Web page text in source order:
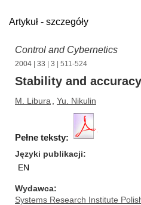
Artykuł - szczegóły
Control and Cybernetics
2004 33 3 | 511-524
Stability and
M. Libura Yu. Nikulin
Pełne teksty:
Języki publikacji
EN
Wydawca
Systems Research Institute